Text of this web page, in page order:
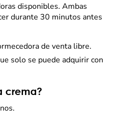
disponibles. Ambas
durante 30 minutos antes
de venta libre.
solo se puede adquirir con
crema?